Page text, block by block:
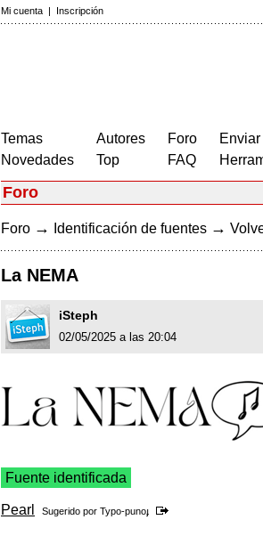
Mi cuenta | Inscripción
Temas
Novedades
Autores
Top
Foro
FAQ
Foro
Foro → Identificación de fuentes →
La NEMA
iSteph
02/05/2025 a las 20:04
Fuente identificada
Pearl Sugerido por Typo-punoɟ